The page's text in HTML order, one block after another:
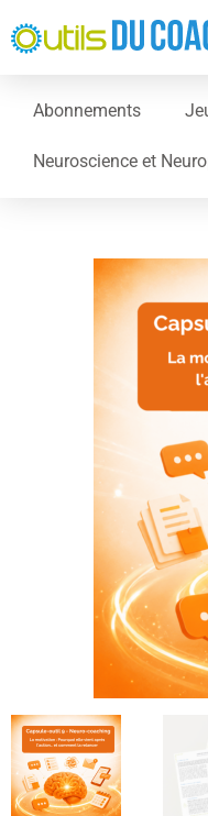
Abonnements
Neuroscience et